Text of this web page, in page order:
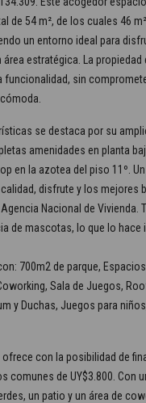
de 54 m², de los cuales 46
un entorno ideal para
estratégica. La propiedad
funcionalidad, sin
se destaca por su
amenidades en planta
en la azotea del piso 11º.
disfrute y los mejores
Nacional de Vivienda.
de mascotas, lo que lo hace
700m2 de parque,
Sala de Juegos,
y Duchas, Juegos para
ofrece con la posibilidad de
comunes de UY$3.800. Con
un patio y un área de